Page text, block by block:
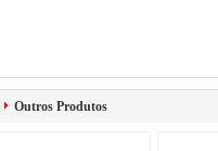
Outros Produtos